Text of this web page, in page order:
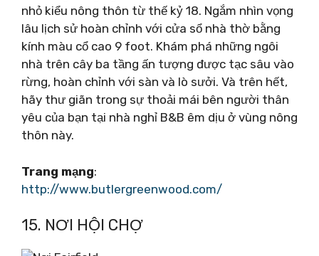
nhỏ kiểu nông thôn từ thế kỷ 18. Ngắm nhìn vọng
lâu lịch sử hoàn chỉnh với cửa sổ nhà thờ bằng
kính màu cổ cao 9 foot. Khám phá những ngôi
nhà trên cây ba tầng ấn tượng được tạc sâu vào
rừng, hoàn chỉnh với sàn và lò sưởi. Và trên hết,
hãy thư giãn trong sự thoải mái bên người thân
yêu của bạn tại nhà nghỉ B&B êm dịu ở vùng nông
thôn này.
Trang mạng:
http://www.butlergreenwood.com/
15. NƠI HỘI CHỢ